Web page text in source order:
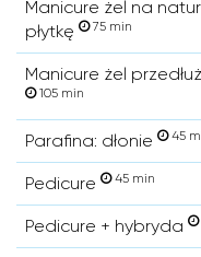
Manicure żel na
płytkę
75 min
Manicure żel
105 min
Parafina: dłonie 45
Pedicure 45 min
Pedicure + hybryda